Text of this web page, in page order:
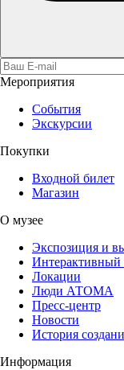
Мероприятия
События
Экскурсии
Покупки
Входной билет
Магазин
О музее
Экспозиция и
Интерактивный
Локации
Люди АТОМА
Пресс-центр
Новости
История
Информация